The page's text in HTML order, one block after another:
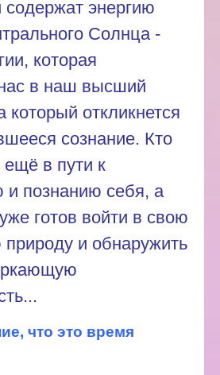
энергию
Солнца -
которая
в наш высший
который откликнется
сознание. Кто
ещё в пути к
и познанию себя, а
готов войти в свою
и обнаружить
что это время